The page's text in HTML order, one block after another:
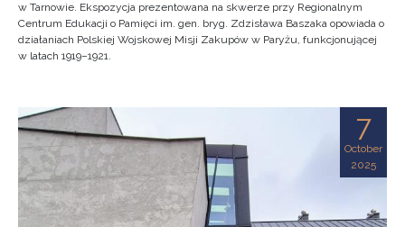
w Tarnowie. Ekspozycja prezentowana na skwerze przy Regionalnym
Centrum Edukacji o Pamięci im. gen. bryg. Zdzisława Baszaka opowiada o
działaniach Polskiej Wojskowej Misji Zakupów w Paryżu, funkcjonującej
w latach 1919–1921.
7
October
2025